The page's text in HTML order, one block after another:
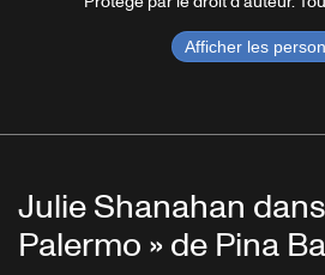
Afficher les
Julie Shanahan
Palermo » de Pina